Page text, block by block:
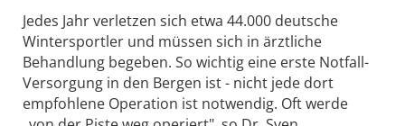
Jedes Jahr verletzen sich etwa 44.000 deutsche
Wintersportler und müssen sich in ärztliche
Behandlung begeben. So wichtig eine erste Notfall-
Versorgung in den Bergen ist - nicht jede dort
empfohlene Operation ist notwendig. Oft werde